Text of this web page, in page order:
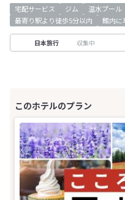
宅配サービス ジム 温水プール
最寄り駅より徒歩5分以内
館内に
日本旅行 収集中